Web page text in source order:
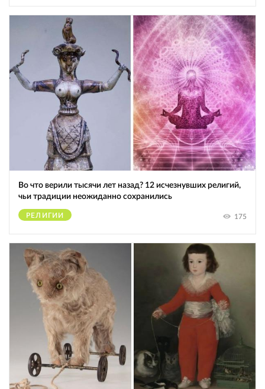
Во что верили тысячи лет назад? 12 исчезнувших религий,
чьи традиции неожиданно сохранились
РЕЛИГИИ 175